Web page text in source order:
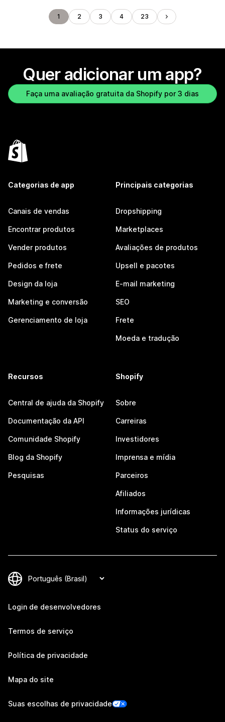
1 2 3 4 23
Quer adicionar um app?
Faça uma avaliação gratuita da Shopify por 3 dias
Categorias de app
Canais de vendas
Encontrar produtos
Vender produtos
Pedidos e frete
Design da loja
Marketing e conversão
Gerenciamento de loja
Principais categorias
Dropshipping
Marketplaces
Avaliações de produtos
Upsell e pacotes
E-mail marketing
SEO
Frete
Moeda e tradução
Recursos
Central de ajuda da Shopify
Documentação da API
Comunidade Shopify
Blog da Shopify
Pesquisas
Shopify
Sobre
Carreiras
Investidores
Imprensa e mídia
Parceiros
Afiliados
Informações jurídicas
Status do serviço
Login de desenvolvedores
Termos de serviço
Política de privacidade
Mapa do site
Suas escolhas de privacidade